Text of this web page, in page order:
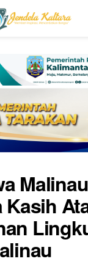
Malinau
Kasih